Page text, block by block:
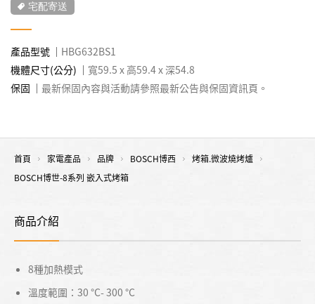
宅配寄送
產品型號
HBG632BS1
機體尺寸(公分)
寬59.5 x 高59.4 x 深54.8
保固
最新保固內容與活動請參照最新公告與保固資訊頁。
首頁 家電產品 品牌 BOSCH博西
烤箱.微波燒烤爐
BOSCH博世-8系列 嵌入式烤箱
商品介紹
8種加熱模式
溫度範圍：30 °C- 300 °C